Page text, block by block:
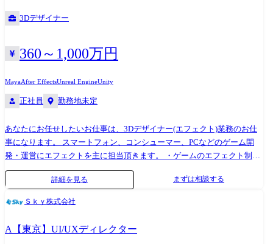
3Dデザイナー
360～1,000万円
MayaAfter EffectsUnreal EngineUnity
正社員 勤務地未定
あなたにお任せしたいお仕事は、3Dデザイナー(エフェクト)業務のお仕
事になります。 スマートフォン、コンシューマー、PCなどのゲーム開
発・運営にエフェクトを主に担当頂きます。 ・ゲームのエフェクト制作
└攻撃(打撃、斬撃、突撃など) └バフ、デバフ(強化、弱体など) └
状態異常(毒、混乱など) └背景(吹雪、火山など) └演出(必殺技、勝
利、敗北、ガチャ、エンディングなど) └UI(バトル、アイテム、キャラ
・その他付随する業務 ※上記全てではなく、これまで実績や適性に合わ
せていずれかの業務を担当頂きます。 バンダイナムコグループ、セガグ
詳細を見る まずは相談する
Ｓｋｙ株式会社
A【東京】UI/UXディレクター